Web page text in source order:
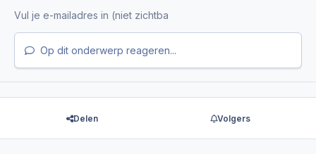
Op dit onderwerp reageren...
Delen Volgers